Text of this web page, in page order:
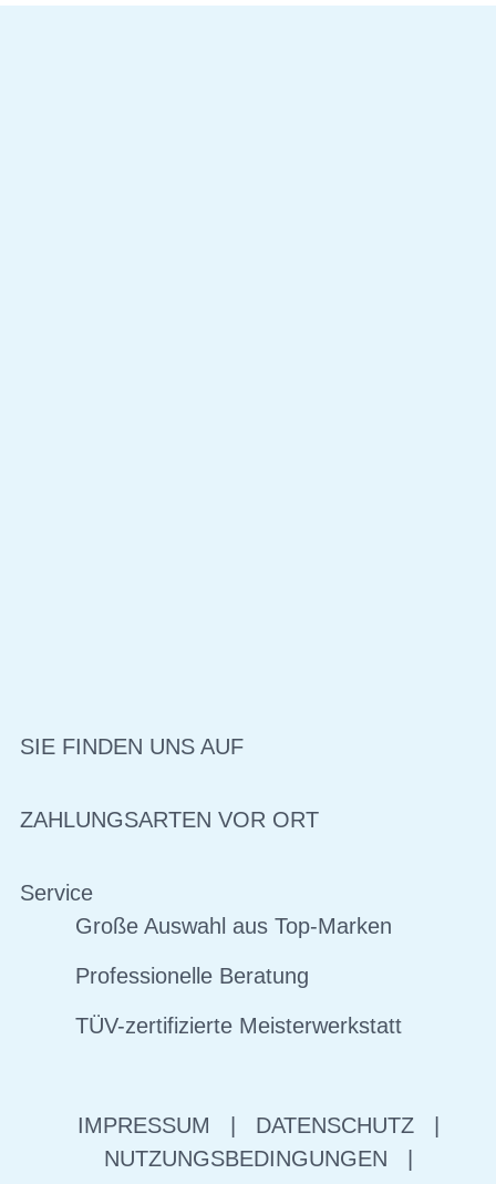
SIE FINDEN UNS AUF
ZAHLUNGSARTEN VOR ORT
Service
Große Auswahl aus Top-Marken
Professionelle Beratung
TÜV-zertifizierte Meisterwerkstatt
IMPRESSUM DATENSCHUTZ
NUTZUNGSBEDINGUNGEN